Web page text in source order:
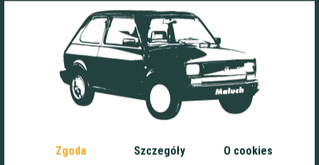
Zgoda Szczegóły O cookies
kontaktowy:
Nazwisko*